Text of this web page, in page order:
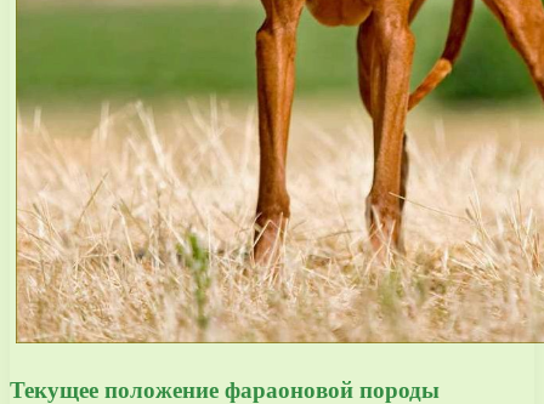
Текущее положение фараоновой породы